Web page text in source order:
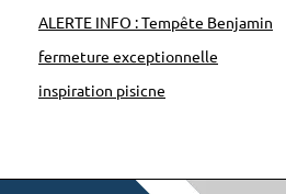
ALERTE INFO : Tempête Benjamin
fermeture exceptionnelle
inspiration pisicne